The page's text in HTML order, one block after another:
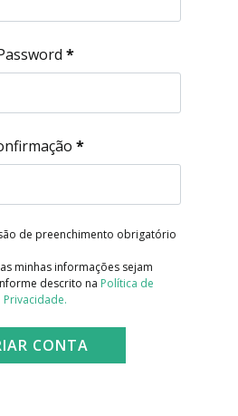
*
*
de preenchimento obrigatório
minhas informações sejam
descrito na Política de
Privacidade.
CONTA